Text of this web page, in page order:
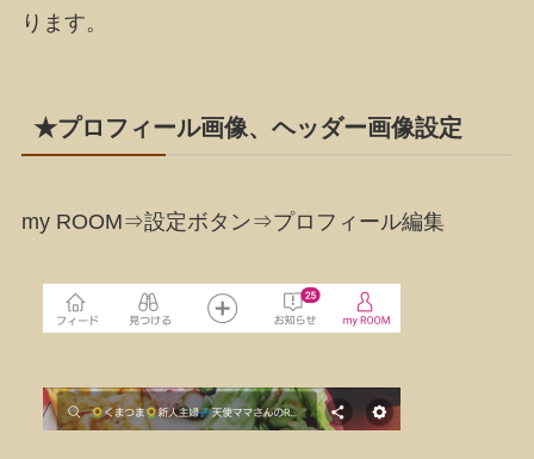
ります。
★プロフィール画像、ヘッダー画像設定
my ROOM⇒設定ボタン⇒プロフィール編集